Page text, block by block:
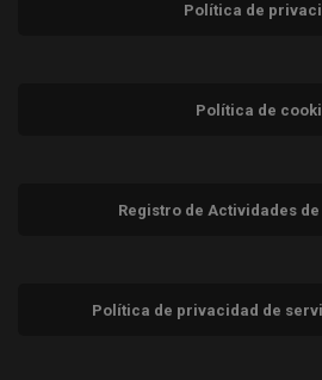
Política de
Política de
Registro de Actividades
Política de privacidad de